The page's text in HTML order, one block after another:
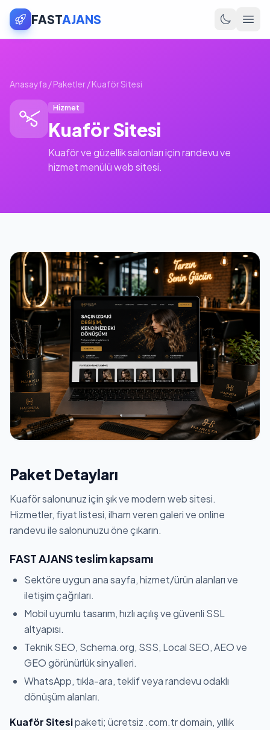
FASTAJANS
Anasayfa /Paketler/Kuaför Sitesi
Hizmet
Kuaför Sitesi
Kuaför ve güzellik salonları için randevu ve
hizmet menülü web sitesi.
Paket Detayları
Kuaför salonunuz için şık ve modern web sitesi.
Hizmetler, fiyat listesi, ilham veren galeri ve online
randevu ile salonunuzu öne çıkarın.
FAST AJANS teslim kapsamı
Sektöre uygun ana sayfa, hizmet/ürün alanları ve
iletişim çağrıları.
Mobil uyumlu tasarım, hızlı açılış ve güvenli SSL
altyapısı.
Teknik SEO, Schema.org, SSS, Local SEO, AEO ve
GEO görünürlük sinyalleri.
WhatsApp, tıkla-ara, teklif veya randevu odaklı
dönüşüm alanları.
Kuaför Sitesipaketi; ücretsiz .com.tr domain, yıllık